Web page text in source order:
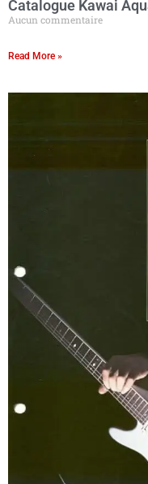
Catalogue Kawai
Aucun commentaire
Read More »